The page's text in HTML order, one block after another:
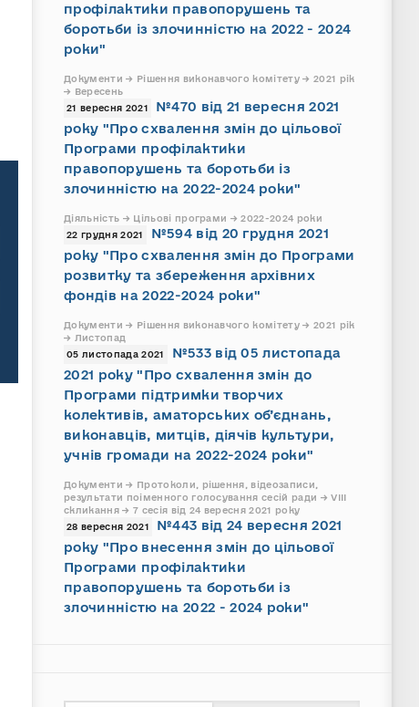
профілактики правопорушень та
боротьби із злочинністю на 2022 - 2024
роки"
Документи → Рішення виконавчого комітету → 2021 рік
→ Вересень
21 вересня 2021
№470 від 21 вересня 2021
року "Про схвалення змін до цільової
Програми профілактики
правопорушень та боротьби із
злочинністю на 2022-2024 роки"
Діяльність → Цільові програми → 2022-2024 роки
22 грудня 2021
№594 від 20 грудня 2021
року "Про схвалення змін до Програми
розвитку та збереження архівних
фондів на 2022-2024 роки"
Документи → Рішення виконавчого комітету → 2021 рік
→ Листопад
05 листопада 2021
№533 від 05 листопада
2021 року "Про схвалення змін до
Програми підтримки творчих
колективів, аматорських об’єднань,
виконавців, митців, діячів культури,
учнів громади на 2022-2024 роки"
Документи → Протоколи, рішення, відеозаписи,
результати поіменного голосування сесій ради → VIII
скликання → 7 сесія від 24 вересня 2021 року
28 вересня 2021
№443 від 24 вересня 2021
року "Про внесення змін до цільової
Програми профілактики
правопорушень та боротьби із
злочинністю на 2022 - 2024 роки"